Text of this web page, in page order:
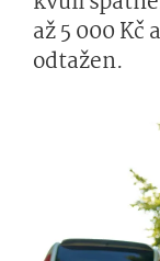
až 5 000 Kč
odtažen.